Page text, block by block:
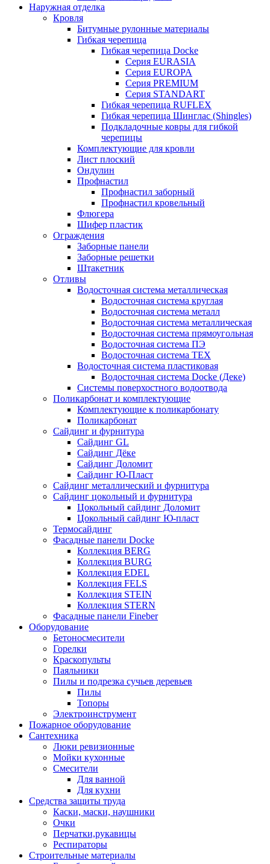
Наружная отделка
Кровля
Битумные рулонные материалы
Гибкая черепица
Гибкая черепица Docke
Серия EURASIA
Серия EUROPA
Серия PREMIUM
Серия STANDART
Гибкая черепица RUFLEX
Гибкая черепица Шинглас (Shingles)
Подкладочные ковры для гибкой
черепицы
Комплектующие для кровли
Лист плоский
Ондулин
Профнастил
Профнастил заборный
Профнастил кровельный
Флюгера
Шифер пластик
Ограждения
Заборные панели
Заборные решетки
Штакетник
Отливы
Водосточная система металлическая
Водосточная система круглая
Водосточная система металл
Водосточная система металлическая
Водосточная система прямоугольная
Водосточная система ПЭ
Водосточная система ТЕХ
Водосточная система пластиковая
Водосточная система Docke (Деке)
Системы поверхостного водоотвода
Поликарбонат и комплектующие
Комплектующие к поликарбонату
Поликарбонат
Сайдинг и фурнитура
Сайдинг GL
Сайдинг Дёке
Сайдинг Доломит
Сайдинг Ю-Пласт
Сайдинг металлический и фурнитура
Сайдинг цокольный и фурнитура
Цокольный сайдинг Доломит
Цокольный сайдинг Ю-пласт
Термосайдинг
Фасадные панели Docke
Коллекция BERG
Коллекция BURG
Коллекция EDEL
Коллекция FELS
Коллекция STEIN
Коллекция STERN
Фасадные панели Fineber
Оборудование
Бетоносмесители
Горелки
Краскопульты
Паяльники
Пилы и подрезка сучьев деревьев
Пилы
Топоры
Электроинструмент
Пожарное оборудование
Сантехника
Люки ревизионные
Мойки кухонные
Смесители
Для ванной
Для кухни
Средства защиты труда
Каски, маски, наушники
Очки
Перчатки,рукавицы
Респираторы
Строительные материалы